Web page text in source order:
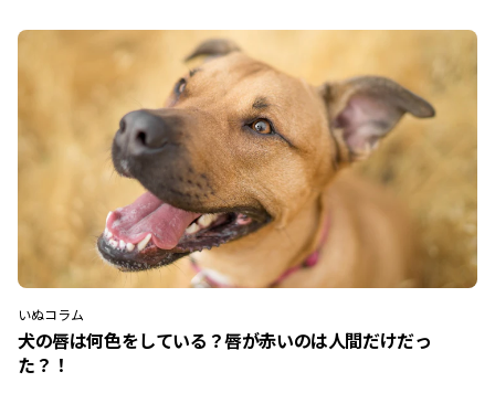
いぬコラム
犬の唇は何色をしている？唇が赤いのは人間だけだっ
た？！